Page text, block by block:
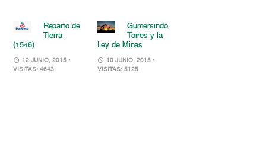
Reparto de
Tierra
(1546)
12 JUNIO, 2015 •
VISITAS: 4643
Gumersindo
Torres y la
Ley de Minas
10 JUNIO, 2015 •
VISITAS: 5125